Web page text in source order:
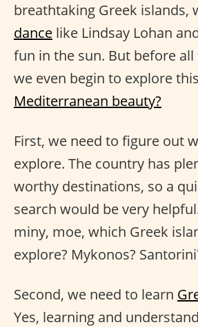
breathtaking Greek islands,
dance like Lindsay Lohan
fun in the sun. But before
we even begin to explore this
Mediterranean beauty?
First, we need to figure out
explore. The country has
worthy destinations, so a
search would be very
miny, moe, which Greek
explore? Mykonos?
Second, we need to learn
Yes, learning and